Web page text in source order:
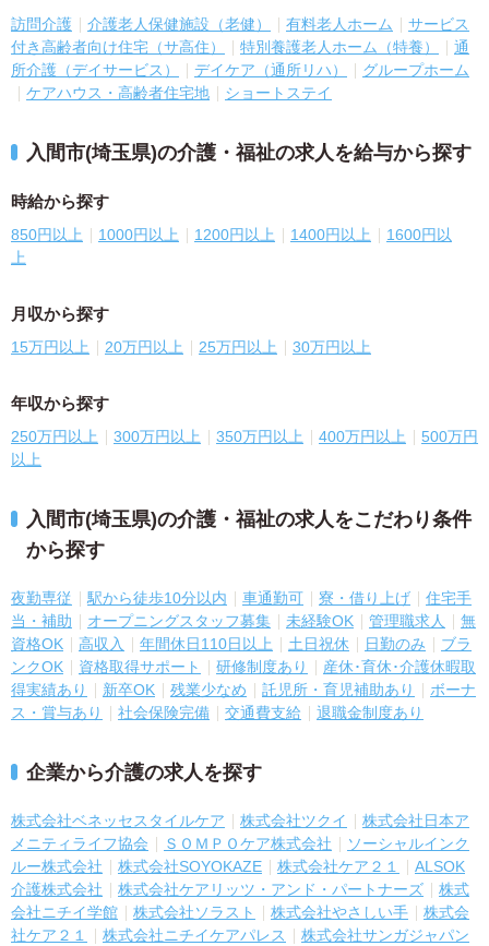
訪問介護 介護老人保健施設（老健） 有料老人ホーム
サービス
付き高齢者向け住宅（サ高住）
特別養護老人ホーム（特養）
通
所介護（デイサービス）
デイケア（通所リハ）
グループホーム
ケアハウス・高齢者住宅地
ショートステイ
入間市(埼玉県)の介護・福祉の求人を給与から探す
時給から探す
850円以上 1000円以上 1200円以上 1400円以上
1600円以
上
月収から探す
15万円以上 20万円以上 25万円以上 30万円以上
年収から探す
250万円以上 300万円以上 350万円以上 400万円以上
500万円
以上
入間市(埼玉県)の介護・福祉の求人をこだわり条件
から探す
夜勤専従 駅から徒歩10分以内 車通勤可 寮・借り上げ
住宅手
当・補助
オープニングスタッフ募集 未経験OK 管理職求人
無
資格OK
高収入 年間休日110日以上 土日祝休 日勤のみ
ブラ
ンクOK
資格取得サポート 研修制度あり
産休･育休･介護休暇取
得実績あり
新卒OK 残業少なめ 託児所・育児補助あり
ボーナ
ス・賞与あり
社会保険完備 交通費支給 退職金制度あり
企業から介護の求人を探す
株式会社ベネッセスタイルケア 株式会社ツクイ
株式会社日本ア
メニティライフ協会
ＳＯＭＰＯケア株式会社
ソーシャルインク
ルー株式会社
株式会社SOYOKAZE 株式会社ケア２１
ALSOK
介護株式会社
株式会社ケアリッツ・アンド・パートナーズ
株式
会社ニチイ学館
株式会社ソラスト 株式会社やさしい手
株式会
社ケア２１
株式会社ニチイケアパレス
株式会社サンガジャパン